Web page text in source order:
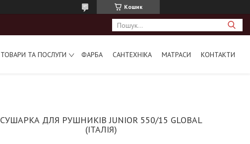
Кошик
ТОВАРИ ТА ПОСЛУГИ ФАРБА САНТЕХНІКА МАТРАСИ КОНТАКТИ
СУШАРКА ДЛЯ РУШНИКІВ JUNIOR 550/15 GLOBAL
(ІТАЛІЯ)